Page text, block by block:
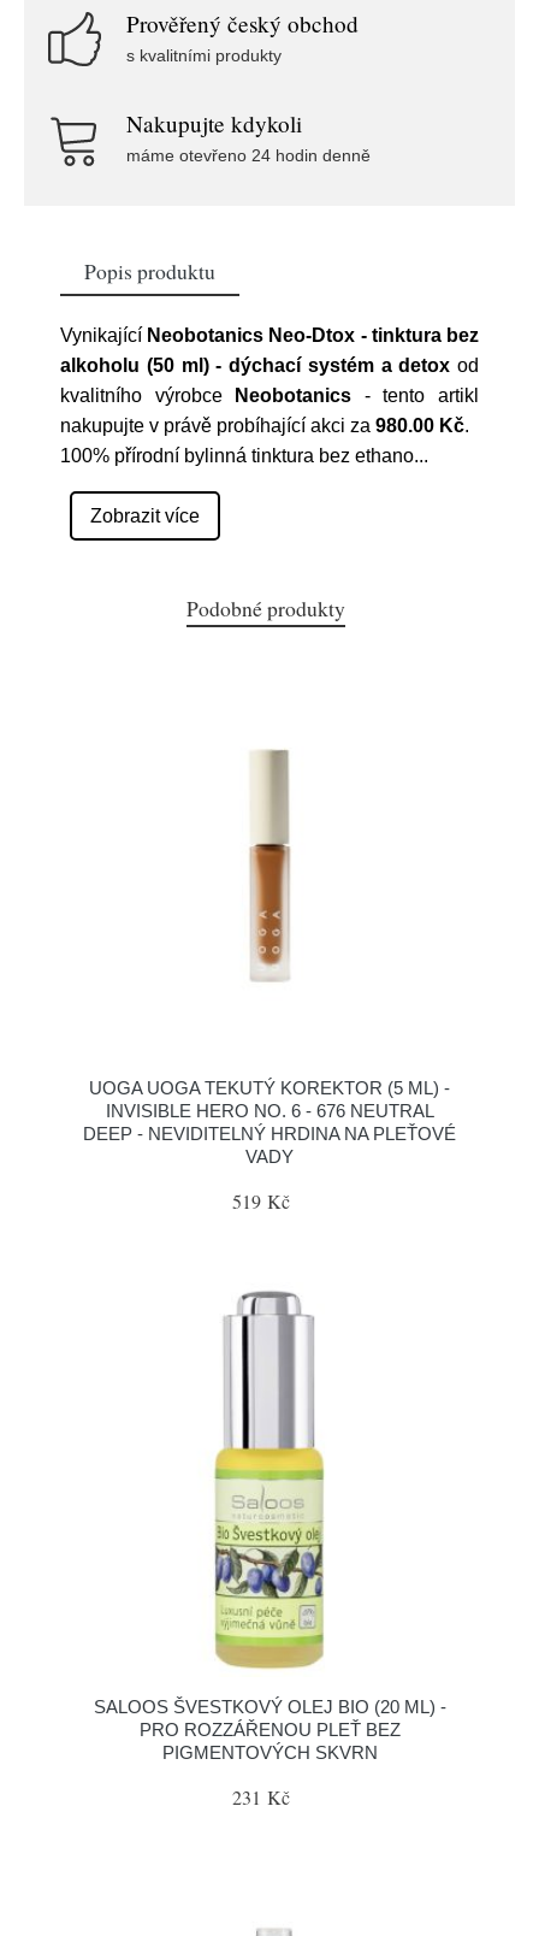
Prověřený český obchod
s kvalitními produkty
Nakupujte kdykoli
máme otevřeno 24 hodin denně
Popis produktu
Vynikající Neobotanics Neo-Dtox - tinktura bez
alkoholu (50 ml) - dýchací systém a detox od
kvalitního výrobce
Neobotanics - tento artikl
nakupujte v právě probíhající akci za 980.00 Kč.
100% přírodní bylinná tinktura bez ethano...
Zobrazit více
Podobné produkty
UOGA UOGA TEKUTÝ KOREKTOR (5 ML) -
INVISIBLE HERO NO. 6 - 676 NEUTRAL
DEEP - NEVIDITELNÝ HRDINA NA PLEŤOVÉ
VADY
519 Kč
SALOOS ŠVESTKOVÝ OLEJ BIO (20 ML) -
PRO ROZZÁŘENOU PLEŤ BEZ
PIGMENTOVÝCH SKVRN
231 Kč